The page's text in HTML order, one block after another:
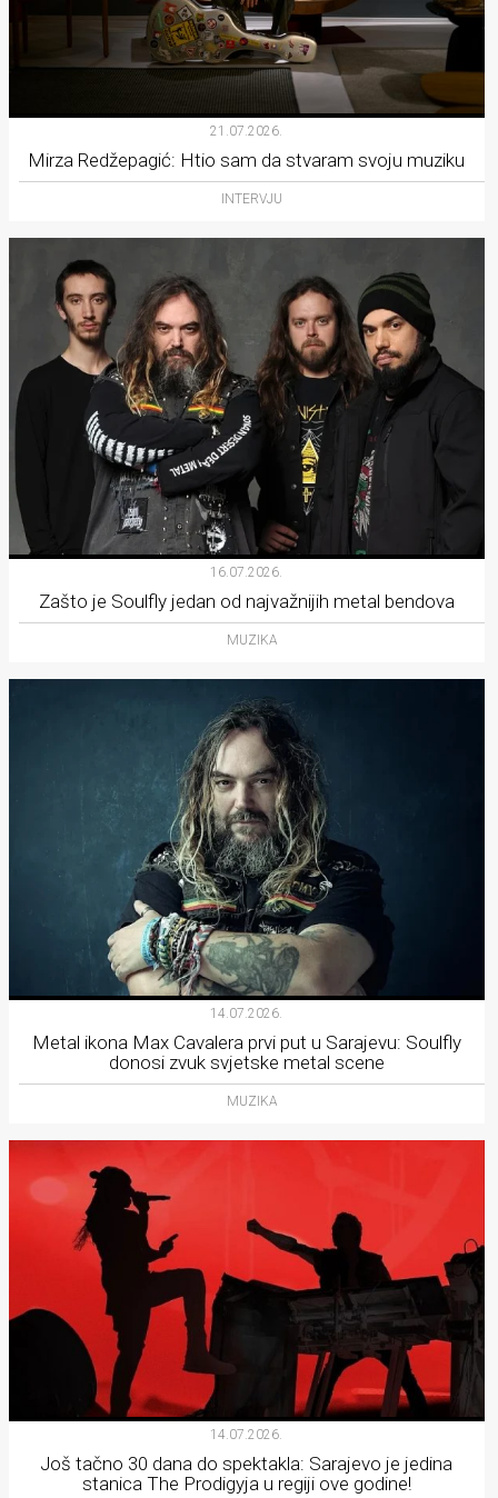
21.07.2026.
Mirza Redžepagić: Htio sam da stvaram svoju muziku
INTERVJU
16.07.2026.
Zašto je Soulfly jedan od najvažnijih metal bendova
MUZIKA
14.07.2026.
Metal ikona Max Cavalera prvi put u Sarajevu: Soulfly
donosi zvuk svjetske metal scene
MUZIKA
14.07.2026.
Još tačno 30 dana do spektakla: Sarajevo je jedina
stanica The Prodigyja u regiji ove godine!